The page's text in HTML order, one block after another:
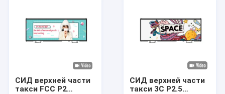
СИД верхней части
такси FCC P2
СИД верхней части
такси 3C P2.5